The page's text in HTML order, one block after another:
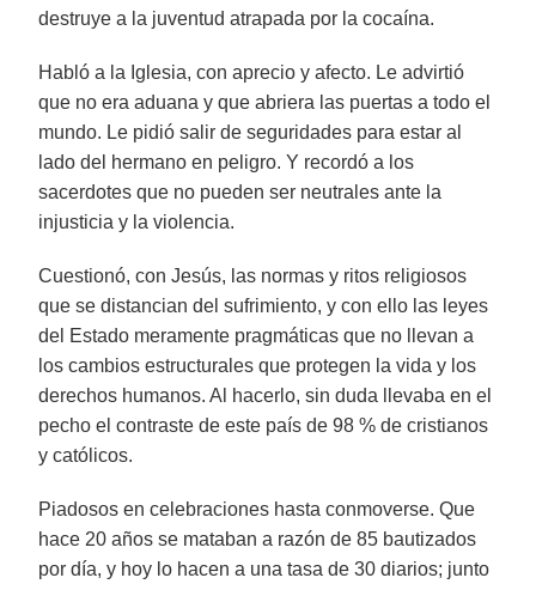
destruye a la juventud atrapada por la cocaína.
Habló a la Iglesia, con aprecio y afecto. Le advirtió
que no era aduana y que abriera las puertas a todo el
mundo. Le pidió salir de seguridades para estar al
lado del hermano en peligro. Y recordó a los
sacerdotes que no pueden ser neutrales ante la
injusticia y la violencia.
Cuestionó, con Jesús, las normas y ritos religiosos
que se distancian del sufrimiento, y con ello las leyes
del Estado meramente pragmáticas que no llevan a
los cambios estructurales que protegen la vida y los
derechos humanos. Al hacerlo, sin duda llevaba en el
pecho el contraste de este país de 98 % de cristianos
y católicos.
Piadosos en celebraciones hasta conmoverse. Que
hace 20 años se mataban a razón de 85 bautizados
por día, y hoy lo hacen a una tasa de 30 diarios; junto